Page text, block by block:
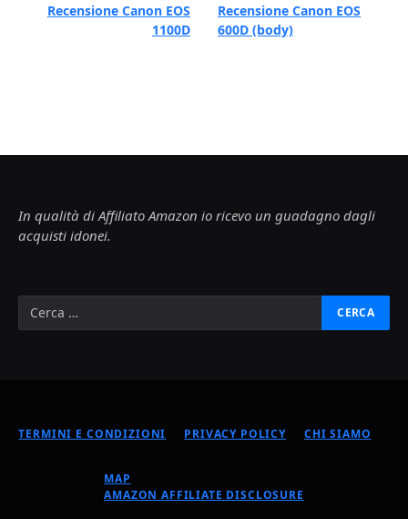
Recensione Canon EOS
1100D
Recensione Canon EOS
600D (body)
In qualità di Affiliato Amazon io ricevo un guadagno dagli
acquisti idonei.
TERMINI E CONDIZIONI PRIVACY POLICY CHI SIAMO
MAP
AMAZON AFFILIATE DISCLOSURE